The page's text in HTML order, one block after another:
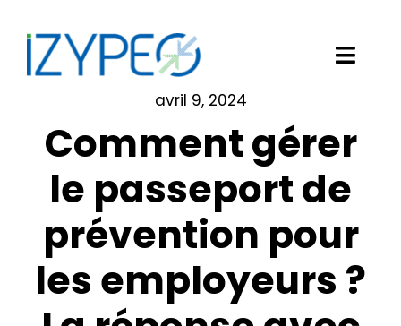
contenu
Vos besoins
Nos clients
Izypeo
avril 9, 2024
Comment gérer
le passeport de
prévention pour
les employeurs ?